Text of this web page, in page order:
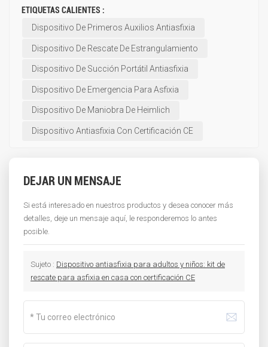
ETIQUETAS CALIENTES :
Dispositivo De Primeros Auxilios Antiasfixia
Dispositivo De Rescate De Estrangulamiento
Dispositivo De Succión Portátil Antiasfixia
Dispositivo De Emergencia Para Asfixia
Dispositivo De Maniobra De Heimlich
Dispositivo Antiasfixia Con Certificación CE
DEJAR UN MENSAJE
Si está interesado en nuestros productos y desea conocer más
detalles, deje un mensaje aquí, le responderemos lo antes
posible.
Sujeto : Dispositivo antiasfixia para adultos y niños: kit de
rescate para asfixia en casa con certificación CE